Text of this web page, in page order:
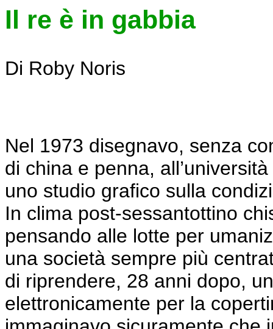
Il re è in gabbia
Di Roby Noris
Nel 1973 disegnavo, senza
di china e penna,
uno studio grafico sulla
In clima post-sessantottino
pensando alle lotte per
una società sempre più
di riprendere, 28 anni dopo,
elettronicamente per la